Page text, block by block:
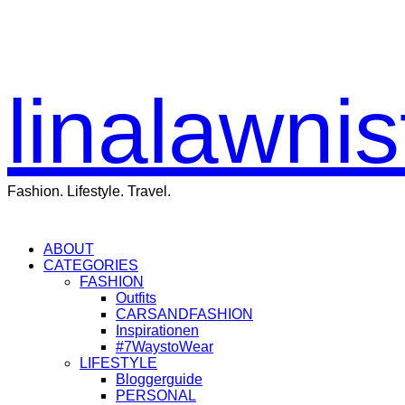
Fashion. Lifestyle. Travel.
ABOUT
CATEGORIES
FASHION
Outfits
CARSANDFASHION
Inspirationen
#7WaystoWear
LIFESTYLE
Bloggerguide
PERSONAL